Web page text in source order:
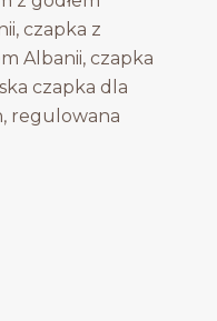
czapka z
Albanii, czapka
czapka dla
regulowana